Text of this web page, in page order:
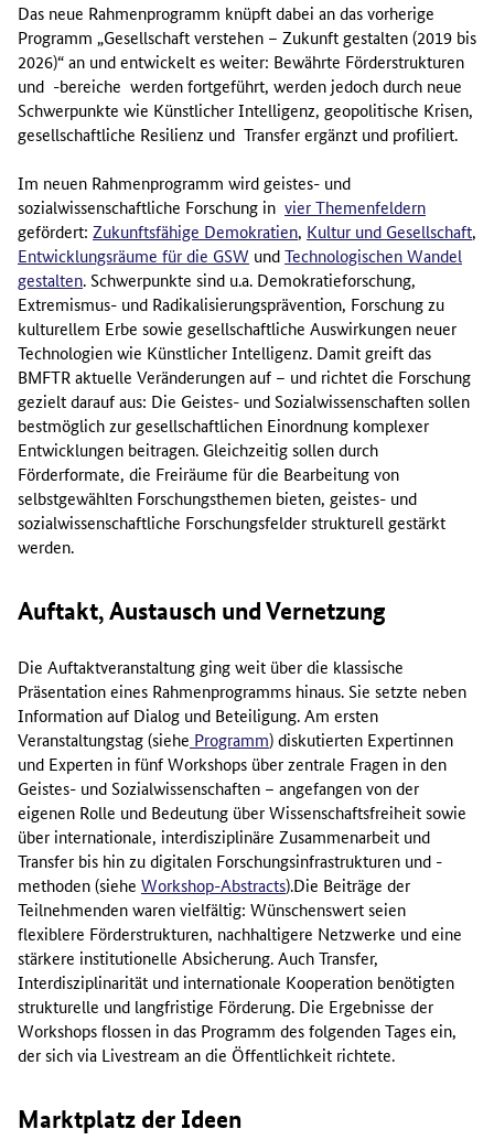
Das neue Rahmenprogramm knüpft dabei an das vorherige
Programm „Gesellschaft verstehen – Zukunft gestalten (2019 bis
2026)“ an und entwickelt es weiter: Bewährte Förderstrukturen
und -bereiche werden fortgeführt, werden jedoch durch neue
Schwerpunkte wie Künstlicher Intelligenz, geopolitische Krisen,
gesellschaftliche Resilienz und Transfer ergänzt und profiliert.
Im neuen Rahmenprogramm wird geistes- und
sozialwissenschaftliche Forschung in vier Themenfeldern
gefördert: Zukunftsfähige Demokratien, Kultur und Gesellschaft,
Entwicklungsräume für die GSW undTechnologischen Wandel
gestalten. Schwerpunkte sind u.a. Demokratieforschung,
Extremismus- und Radikalisierungsprävention, Forschung zu
kulturellem Erbe sowie gesellschaftliche Auswirkungen neuer
Technologien wie Künstlicher Intelligenz. Damit greift das
BMFTR aktuelle Veränderungen auf – und richtet die Forschung
gezielt darauf aus: Die Geistes- und Sozialwissenschaften sollen
bestmöglich zur gesellschaftlichen Einordnung komplexer
Entwicklungen beitragen. Gleichzeitig sollen durch
Förderformate, die Freiräume für die Bearbeitung von
selbstgewählten Forschungsthemen bieten, geistes- und
sozialwissenschaftliche Forschungsfelder strukturell gestärkt
werden.
Auftakt, Austausch und Vernetzung
Die Auftaktveranstaltung ging weit über die klassische
Präsentation eines Rahmenprogramms hinaus. Sie setzte neben
Information auf Dialog und Beteiligung. Am ersten
Veranstaltungstag (siehe Programm) diskutierten Expertinnen
und Experten in fünf Workshops über zentrale Fragen in den
Geistes- und Sozialwissenschaften – angefangen von der
eigenen Rolle und Bedeutung über Wissenschaftsfreiheit sowie
über internationale, interdisziplinäre Zusammenarbeit und
Transfer bis hin zu digitalen Forschungsinfrastrukturen und -
methoden (siehe Workshop-Abstracts).Die Beiträge der
Teilnehmenden waren vielfältig: Wünschenswert seien
flexiblere Förderstrukturen, nachhaltigere Netzwerke und eine
stärkere institutionelle Absicherung. Auch Transfer,
Interdisziplinarität und internationale Kooperation benötigten
strukturelle und langfristige Förderung. Die Ergebnisse der
Workshops flossen in das Programm des folgenden Tages ein,
der sich via Livestream an die Öffentlichkeit richtete.
Marktplatz der Ideen